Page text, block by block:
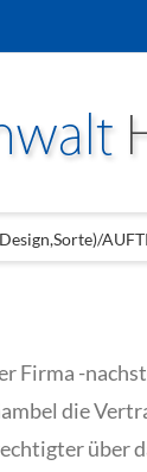
Firma -
die
über